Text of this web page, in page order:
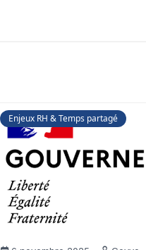
Enjeux RH & Temps partagé